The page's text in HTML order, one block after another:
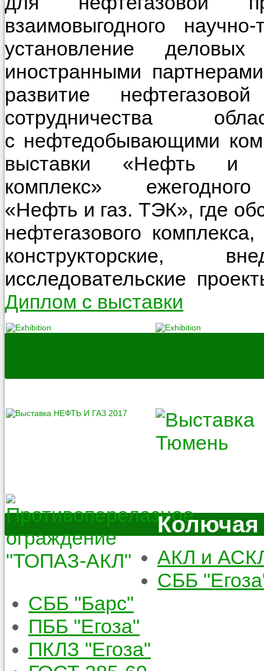
взаимовыгодного
установление
иностранными
развитие
сотрудничества
с нефтедобывающими
выставки «Нефть и
комплекс» ежегодного
«Нефть и газ. ТЭК», где
нефтегазового
конструкторские,
исследовательские
Диплом с выставки
Колючая
АКЛ и
СББ
СББ "Барс"
ПББ "Егоза"
ПКЛЗ "Егоза"